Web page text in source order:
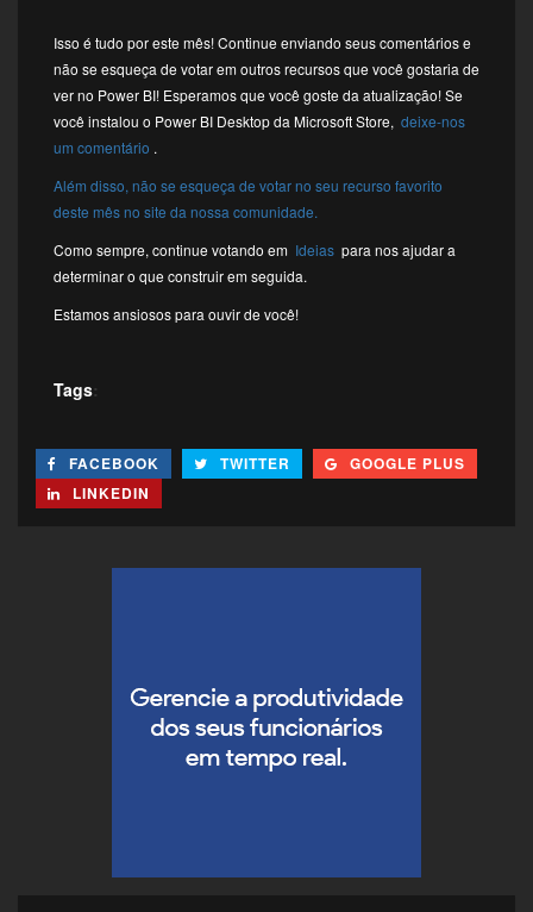
Isso é tudo por este mês! Continue enviando seus comentários e
não se esqueça de votar em outros recursos que você gostaria de
ver no Power BI! Esperamos que você goste da atualização! Se
você instalou o Power BI Desktop da Microsoft Store, deixe-nos
um comentário .
Além disso, não se esqueça de votar no seu recurso favorito
deste mês no site da nossa comunidade.
Como sempre, continue votando em Ideias para nos ajudar a
determinar o que construir em seguida.
Estamos ansiosos para ouvir de você!
Tags:
FACEBOOK TWITTER
GOOGLE PLUS
LINKEDIN